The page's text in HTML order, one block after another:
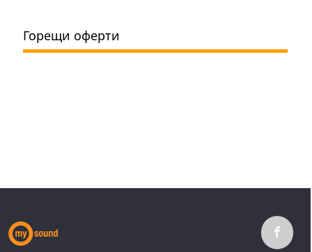
Горещи оферти